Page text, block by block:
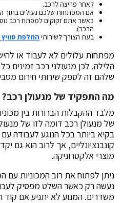
לאחר פריצה לרכב.
אם המפתחות שלכם נעולים בתוך
כאשר אתם זקוקים למפתח רכב
הרכב).
בעת הצורך לשירותי החלפת
מפתחות עלולים לא לעבוד או
הלילה. לכן מנעולני רכב זמינים
שלהם זה לספק שירותי חירום
מה התפקיד של מנעולן רכב?
מלבד ההקבלות הברורות בין
של מנעולן רכב דומה לזו של
בקיא ביותר בכל הנוגע לעבודה
קונבנציונליים, אך לרוב הוא גם
מוצרי אלקטרוניקה.
ניתן לפתוח את רוב המכוניות
נעשה רק כאשר השלט מפסיק
משדרים. המנוע לא יתניע אם